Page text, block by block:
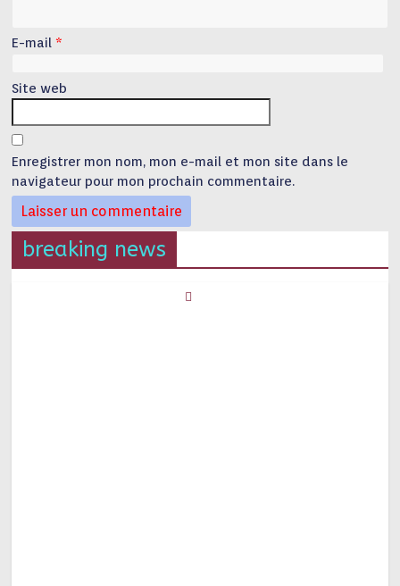
E-mail *
Site web
Enregistrer mon nom, mon e-mail et mon site dans le
navigateur pour mon prochain commentaire.
breaking news